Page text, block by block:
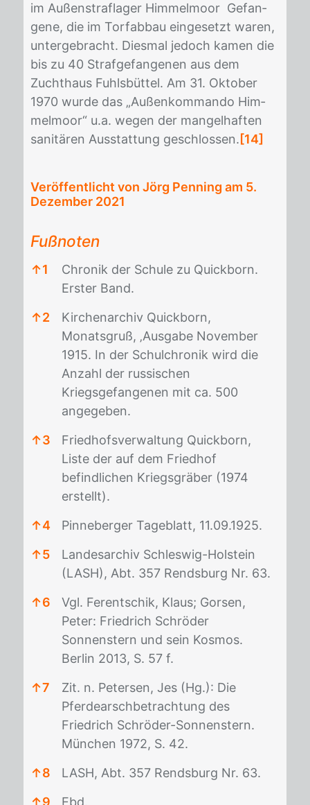
im Au­ßen­straf­la­ger Him­mel­moor Ge­fan­
ge­ne, die im Tor­fabbau ein­ge­setzt wa­ren,
un­ter­ge­bracht. Dies­mal je­doch ka­men die
bis zu 40 Straf­ge­fan­ge­nen aus dem
Zucht­haus Fuhls­büt­tel. Am 31. Ok­to­ber
1970 wur­de das „Au­ßen­kom­man­do Him­
mel­moor“ u.a. we­gen der man­gel­haf­ten
sa­ni­tä­ren Aus­stat­tung ge­schlos­sen. [14]
Veröffentlicht von Jörg Penning am 5.
Dezember 2021
Fußnoten
↑1
Chronik der Schule zu Quickborn.
Erster Band.
↑2
Kirchenarchiv Quickborn,
Monatsgruß, ‚Ausgabe November
1915. In der Schulchronik wird die
Anzahl der russischen
Kriegsgefangenen mit ca. 500
angegeben.
↑3
Friedhofsverwaltung Quickborn,
Liste der auf dem Friedhof
befindlichen Kriegsgräber (1974
erstellt).
↑4
Pinneberger Tageblatt, 11.09.1925.
↑5
Landesarchiv Schleswig-Holstein
(LASH), Abt. 357 Rendsburg Nr. 63.
↑6
Vgl. Ferentschik, Klaus; Gorsen,
Peter: Friedrich Schröder
Sonnenstern und sein Kosmos.
Berlin 2013, S. 57 f.
↑7
Zit. n. Petersen, Jes (Hg.): Die
Pferdearschbetrachtung des
Friedrich Schröder-Sonnenstern.
München 1972, S. 42.
↑8
LASH, Abt. 357 Rendsburg Nr. 63.
↑9 Ebd.